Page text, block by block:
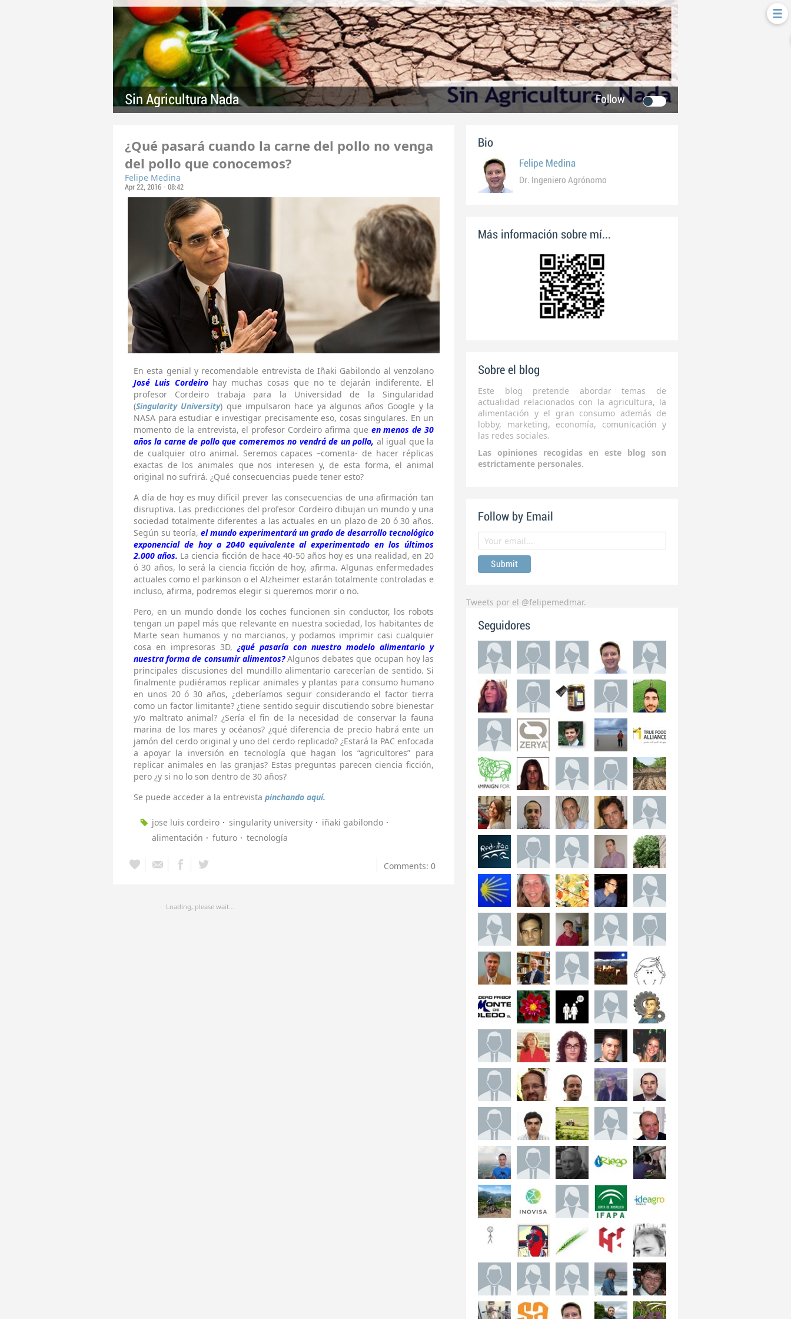
Sin Agricultura Nada Follow
¿Qué pasará cuando la carne del pollo no venga
del pollo que conocemos?
Felipe Medina
Apr 22, 2016 - 08:42
En esta genial y recomendable entrevista de Iñaki Gabilondo al venzolano
José Luis Cordeirohay muchas cosas que no te dejarán indiferente. El
profesor Cordeiro trabaja para la Universidad de la Singularidad
(Singularity University) que impulsaron hace ya algunos años Google y la
NASA para estudiar e investigar precisamente eso, cosas singulares. En un
momento de la entrevista, el profesor Cordeiro afirma que en menos de 30
años la carne de pollo que comeremos no vendrá de un pollo, al igual que la
de cualquier otro animal. Seremos capaces –comenta- de hacer réplicas
exactas de los animales que nos interesen y, de esta forma, el animal
original no sufrirá. ¿Qué consecuencias puede tener esto?
A día de hoy es muy difícil prever las consecuencias de una afirmación tan
disruptiva. Las predicciones del profesor Cordeiro dibujan un mundo y una
sociedad totalmente diferentes a las actuales en un plazo de 20 ó 30 años.
Según su teoría, el mundo experimentará un grado de desarrollo tecnológico
exponencial de hoy a 2040 equivalente al experimentado en los últimos
2.000 años. La ciencia ficción de hace 40-50 años hoy es una realidad, en 20
ó 30 años, lo será la ciencia ficción de hoy, afirma. Algunas enfermedades
actuales como el parkinson o el Alzheimer estarán totalmente controladas e
incluso, afirma, podremos elegir si queremos morir o no.
Pero, en un mundo donde los coches funcionen sin conductor, los robots
tengan un papel más que relevante en nuestra sociedad, los habitantes de
Marte sean humanos y no marcianos, y podamos imprimir casi cualquier
cosa en impresoras 3D, ¿qué pasaría con nuestro modelo alimentario y
nuestra forma de consumir alimentos?Algunos debates que ocupan hoy las
principales discusiones del mundillo alimentario carecerían de sentido. Si
finalmente pudiéramos replicar animales y plantas para consumo humano
en unos 20 ó 30 años, ¿deberíamos seguir considerando el factor tierra
como un factor limitante? ¿tiene sentido seguir discutiendo sobre bienestar
y/o maltrato animal? ¿Sería el fin de la necesidad de conservar la fauna
marina de los mares y océanos? ¿qué diferencia de precio habrá ente un
jamón del cerdo original y uno del cerdo replicado? ¿Estará la PAC enfocada
a apoyar la inversión en tecnología que hagan los “agricultores” para
replicar animales en las granjas? Estas preguntas parecen ciencia ficción,
pero ¿y si no lo son dentro de 30 años?
Se puede acceder a la entrevista pinchando aquí.
jose luis cordeiro singularity university
iñaki gabilondo
alimentación
futuro tecnología
Comments: 0
Loading, please wait...
Bio
Felipe Medina
Dr. Ingeniero Agrónomo
Más información sobre mí...
Sobre el blog
Este blog pretende abordar temas de
actualidad relacionados con la agricultura, la
alimentación y el gran consumo además de
lobby, marketing, economía, comunicación y
las redes sociales.
Las opiniones recogidas en este blog son
estrictamente personales.
Follow by Email
Tweets por el @felipemedmar.
Seguidores